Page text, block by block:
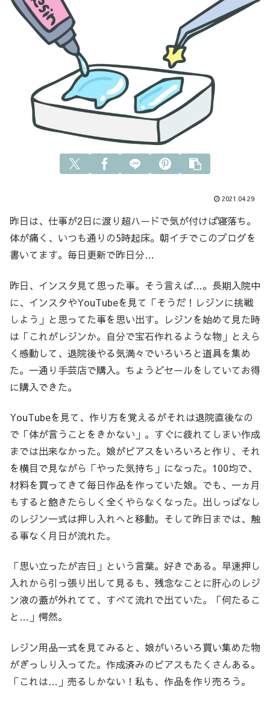
2021.04.29
昨日は、仕事が2日に渡り超ハードで気が付けば寝落ち。
体が痛く、いつも通りの5時起床。朝イチでこのブログを
書いてます。毎日更新で昨日分…
昨日、インスタ見て思った事。そう言えば…。長期入院中
に、インスタやYouTubeを見て「そうだ！レジンに挑戦
しよう」と思ってた事を思い出す。レジンを始めて見た時
は「これがレジンか。自分で宝石作れるような物」とえら
く感動して、退院後やる気満々でいろいろと道具を集め
た。一通り手芸店で購入。ちょうどセールをしていてお得
に購入できた。
YouTubeを見て、作り方を覚えるがそれは退院直後なの
で「体が言うことをきかない」。すぐに疲れてしまい作成
までは出来なかった。娘がピアスをいろいろと作り、それ
を横目で見ながら「やった気持ち」になった。100均で、
材料を買ってきて毎日作品を作っていた娘。でも、一ヵ月
もすると飽きたらしく全くやらなくなった。出しっぱなし
のレジン一式は押し入れへと移動。そして昨日までは、触
る事なく月日が流れた。
「思い立ったが吉日」という言葉。好きである。早速押し
入れから引っ張り出して見るも、残念なことに肝心のレジ
ン液の蓋が外れてて、すべて流れで出ていた。「何たるこ
と…」愕然。
レジン用品一式を見てみると、娘がいろいろ買い集めた物
がぎっしり入ってた。作成済みのピアスもたくさんある。
「これは…」売るしかない！私も、作品を作り売ろう。